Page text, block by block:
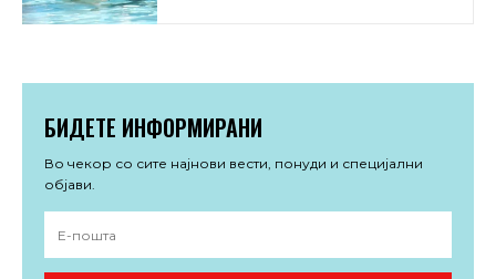
БИДЕТЕ ИНФОРМИРАНИ
Во чекор со сите најнови вести, понуди и специјални
објави.